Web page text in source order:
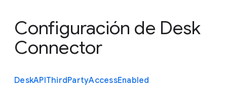
Configuración de Desk
Connector
DeskAPIThirdPartyAccessEnabled